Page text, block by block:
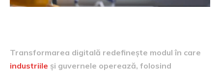
Transformarea digitală redefinește modul în care
industriile și guvernele operează, folosind